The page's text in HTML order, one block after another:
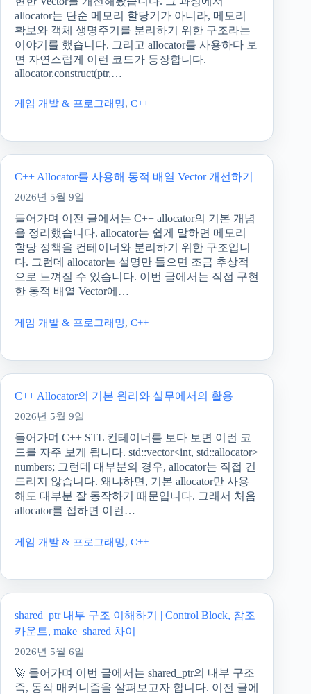
allocator는 단순 메모리 할당기가 아니라, 메모리
확보와 객체 생명주기를 분리하기 위한 구조라는
이야기를 했습니다. 그리고 allocator를 사용하다 보
면 자연스럽게 이런 코드가 등장합니다.
allocator.construct(ptr,…
게임 개발 & 프로그래밍, C++
C++ Allocator를 사용해 동적 배열 Vector 개선하기
2026년 5월 9일
들어가며 이전 글에서는 C++ allocator의 기본 개념
을 정리했습니다. allocator는 쉽게 말하면 메모리
할당 정책을 컨테이너와 분리하기 위한 구조입니
다. 그런데 allocator는 설명만 들으면 조금 추상적
으로 느껴질 수 있습니다. 이번 글에서는 직접 구현
한 동적 배열 Vector에…
게임 개발 & 프로그래밍, C++
C++ Allocator의 기본 원리와 실무에서의 활용
2026년 5월 9일
들어가며 C++ STL 컨테이너를 보다 보면 이런 코
드를 자주 보게 됩니다. std::vector<int, std::allocator>
numbers; 그런데 대부분의 경우, allocator는 직접 건
드리지 않습니다. 왜냐하면, 기본 allocator만 사용
해도 대부분 잘 동작하기 때문입니다. 그래서 처음
allocator를 접하면 이런…
게임 개발 & 프로그래밍, C++
shared_ptr 내부 구조 이해하기 | Control Block, 참조
카운트, make_shared 차이
2026년 5월 6일
🚀 들어가며 이번 글에서는 shared_ptr의 내부 구조
즉, 동작 매커니즘을 살펴보고자 합니다. 이전 글에